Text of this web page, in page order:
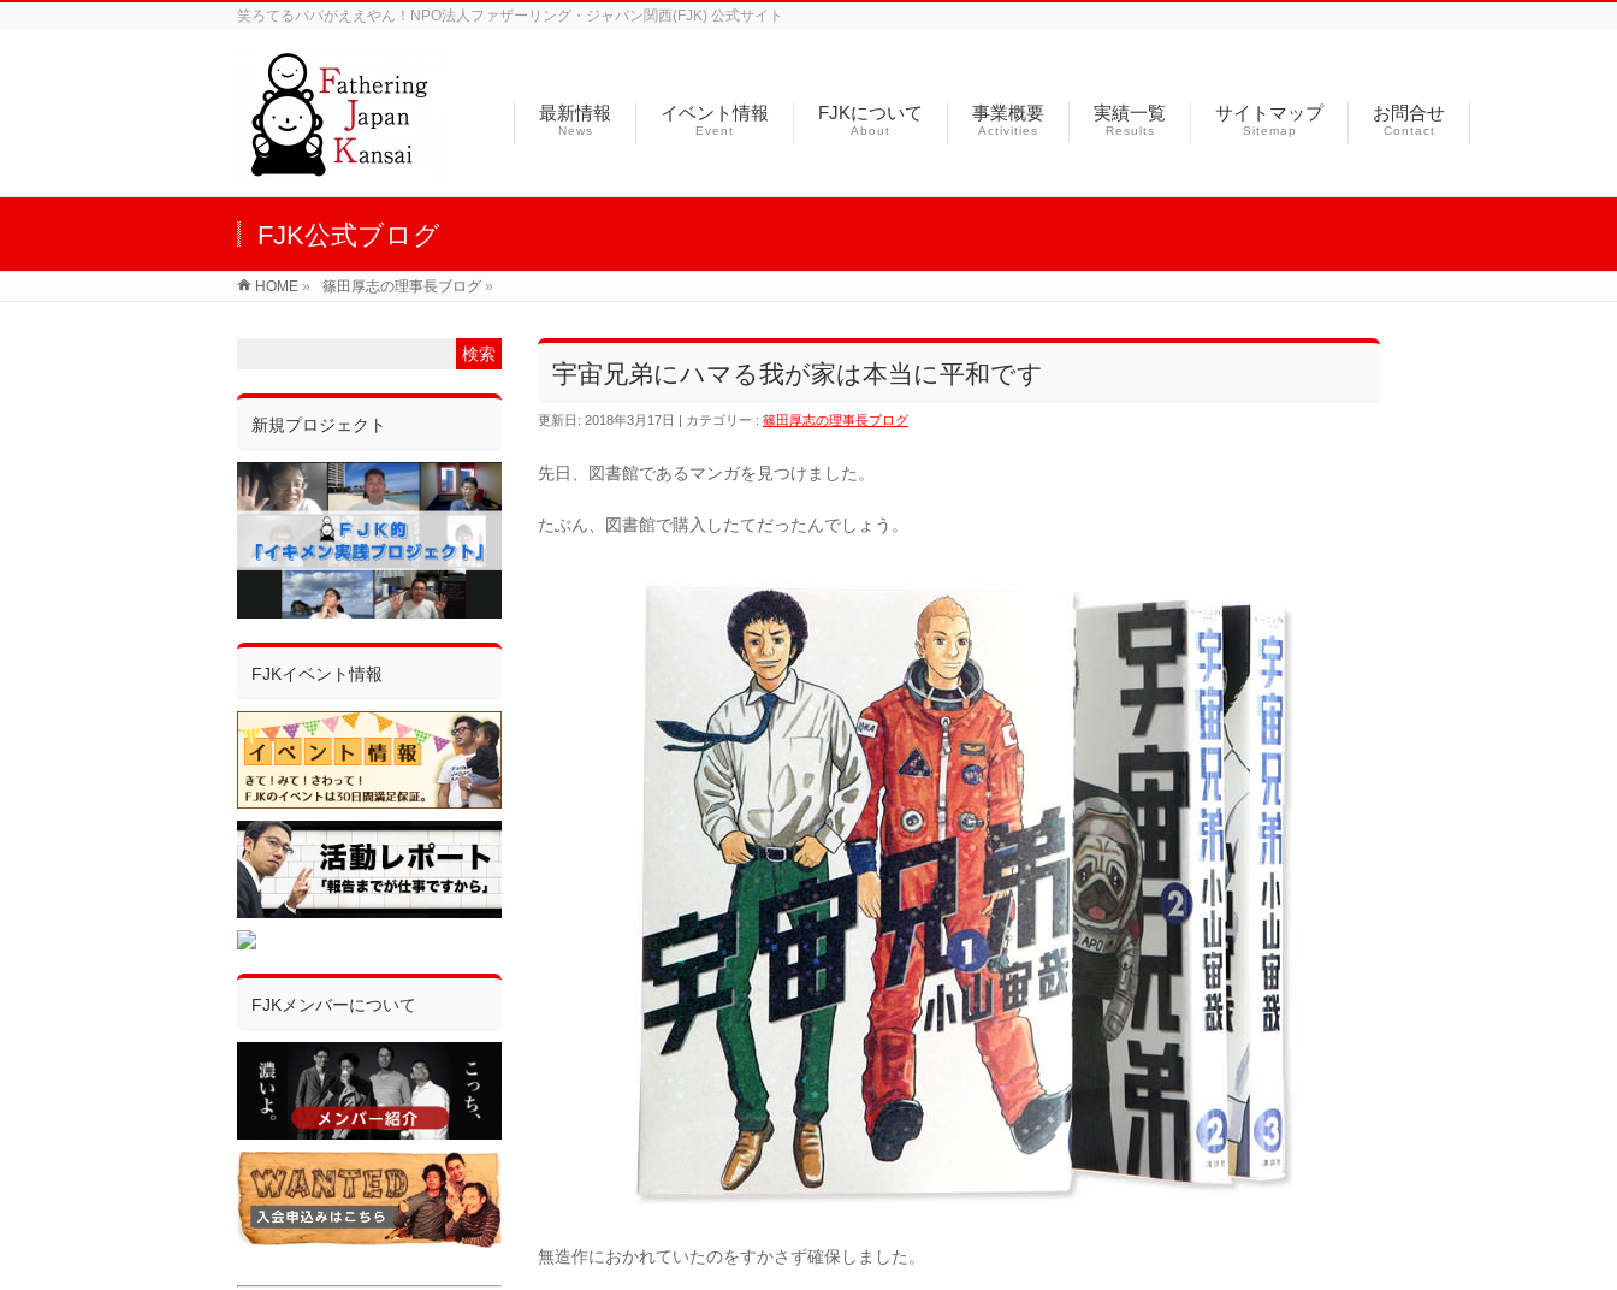
笑ろてるパパがええやん！NPO法人ファザーリング・ジャパン関西(FJK) 公式サイト
最新情報
News
イベント情報
Event
FJKについて
About
事業概要
Activities
実績一覧
Results
サイトマップ
Sitemap
お問合せ
Contact
FJK公式ブログ
HOME » 篠田厚志の理事長ブログ »
宇宙兄弟にハマる我が家は本当に平和です
更新日: 2018年3月17日 カテゴリー : 篠田厚志の理事長ブログ
先日、図書館であるマンガを見つけました。
たぶん、図書館で購入したてだったんでしょう。
無造作におかれていたのをすかさず確保しました。
新規プロジェクト
FJKイベント情報
FJKメンバーについて